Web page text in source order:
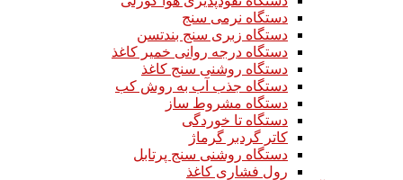
دستگاه نرمی سنج
دستگاه زبری سنج بندتسن
دستگاه درجه روانی خمیر کاغذ
دستگاه روشنی سنج کاغذ
دستگاه جذب آب به روش کب
دستگاه مشروط ساز
دستگاه تا خوردگی
کاتر گردبر گرماژ
دستگاه روشنی سنج پرتابل
رول فشاری کاغذ